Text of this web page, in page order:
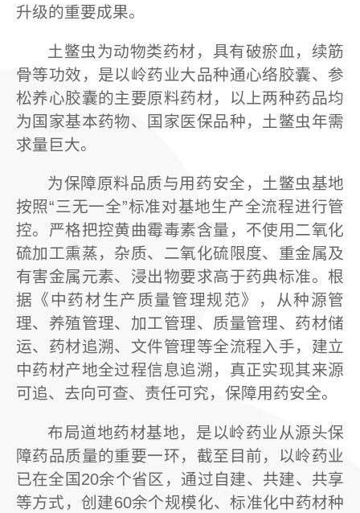
升级的重要成果。
土鳖虫为动物类药材，具有破瘀血，续筋
骨等功效，是以岭药业大品种通心络胶囊、参
松养心胶囊的主要原料药材，以上两种药品均
为国家基本药物、国家医保品种，土鳖虫年需
求量巨大。
为保障原料品质与用药安全，土鳖虫基地
按照“三无一全”标准对基地生产全流程进行管
控。严格把控黄曲霉毒素含量，不使用二氧化
硫加工熏蒸，杂质、二氧化硫限度、重金属及
有害金属元素、浸出物要求高于药典标准。根
据《中药材生产质量管理规范》，从种源管
理、养殖管理、加工管理、质量管理、药材储
运、药材追溯、文件管理等全流程入手，建立
中药材产地全过程信息追溯，真正实现其来源
可追、去向可查、责任可究，保障用药安全。
布局道地药材基地，是以岭药业从源头保
障药品质量的重要一环，截至目前，以岭药业
已在全国20余个省区，通过自建、共建、共享
等方式，创建60余个规模化、标准化中药材种